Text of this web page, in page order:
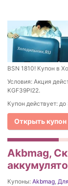
BSN 1810! Купон в
Условия: Акция
KGF39PI22.
Купон действует:
Открыть купон
Akbmag,
Купоны: Akbmag,